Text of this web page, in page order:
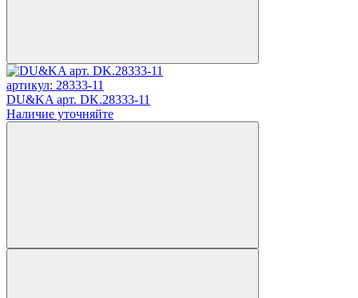
артикул: 28333-11
DU&KA арт. DK.28333-11
Наличие уточняйте